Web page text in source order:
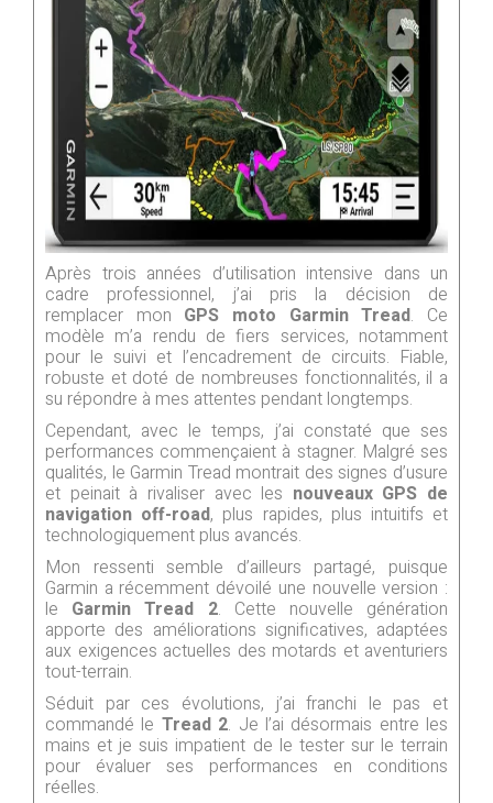
Après trois années d’utilisation intensive dans un
cadre professionnel, j’ai pris la décision de
remplacer mon GPS moto Garmin Tread. Ce
modèle m’a rendu de fiers services, notamment
pour le suivi et l’encadrement de circuits. Fiable,
robuste et doté de nombreuses fonctionnalités, il a
su répondre à mes attentes pendant longtemps.
Cependant, avec le temps, j’ai constaté que ses
performances commençaient à stagner. Malgré ses
qualités, le Garmin Tread montrait des signes d’usure
et peinait à rivaliser avec les nouveaux GPS de
navigation off-road, plus rapides, plus intuitifs et
technologiquement plus avancés.
Mon ressenti semble d’ailleurs partagé, puisque
Garmin a récemment dévoilé une nouvelle version :
le Garmin Tread 2. Cette nouvelle génération
apporte des améliorations significatives, adaptées
aux exigences actuelles des motards et aventuriers
tout-terrain.
Séduit par ces évolutions, j’ai franchi le pas et
commandé le Tread 2. Je l’ai désormais entre les
mains et je suis impatient de le tester sur le terrain
pour évaluer ses performances en conditions
réelles.